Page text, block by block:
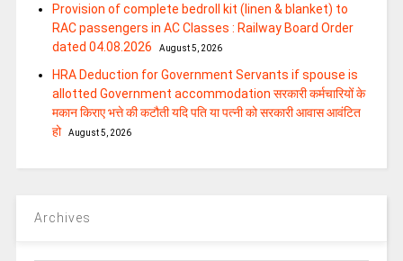
Provision of complete bedroll kit (linen & blanket) to
RAC passengers in AC Classes : Railway Board Order
dated 04.08.2026
August 5, 2026
HRA Deduction for Government Servants if spouse is
allotted Government accommodation सरकारी कर्मचारियों के
मकान किराए भत्ते की कटौती यदि पति या पत्‍नी को सरकारी आवास आवंटित
हो
August 5, 2026
Archives